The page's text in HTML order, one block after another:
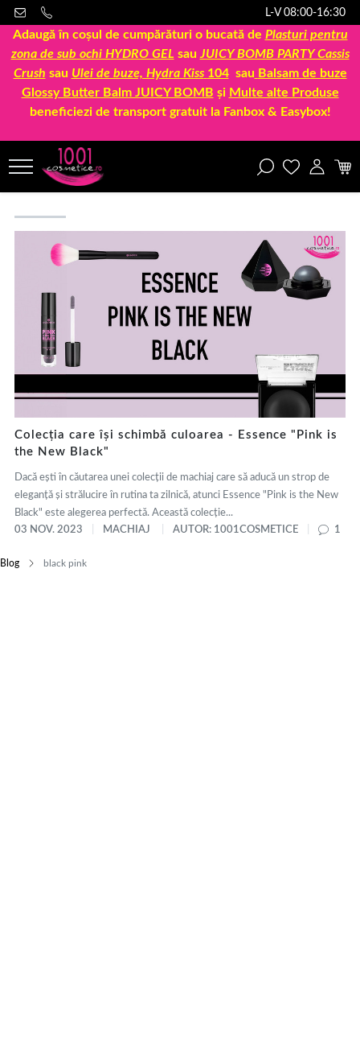
L-V 08:00-16:30
Adaugă în coșul de cumpărături o bucată de Plasturi pentru
zona de sub ochi HYDRO GEL sau JUICY BOMB PARTY Cassis
Crush sau Ulei de buze, Hydra Kiss 104sau Balsam de buze
Glossy Butter Balm JUICY BOMB și Multe alte Produse
beneficiezi de transport gratuit la Fanbox & Easybox!
Blog black pink
Colecția care își schimbă culoarea - Essence "Pink is
the New Black"
Dacă ești în căutarea unei colecții de machiaj care să aducă un strop de
eleganță și strălucire în rutina ta zilnică, atunci Essence "Pink is the New
Black" este alegerea perfectă. Această colecție...
03 NOV. 2023
MACHIAJ AUTOR: 1001COSMETICE 1